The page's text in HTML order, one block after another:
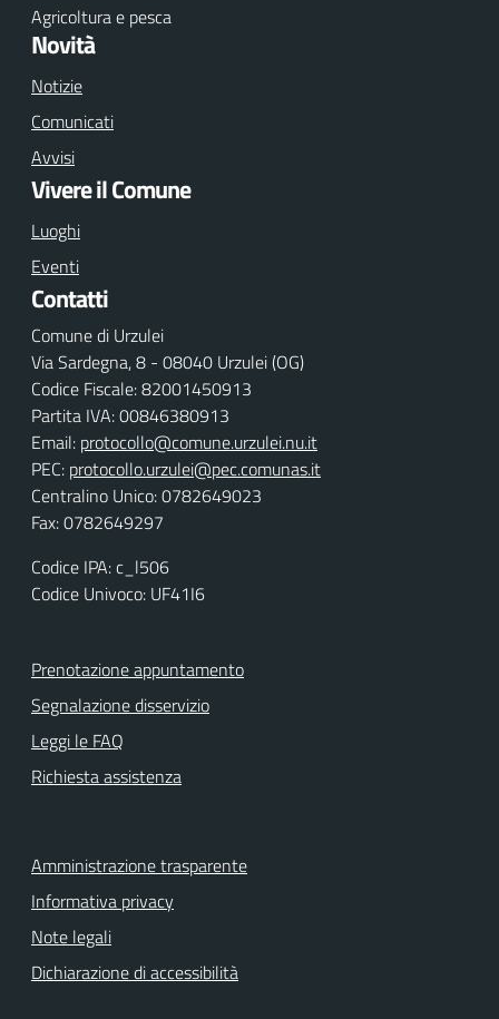
Agricoltura e pesca
Novità
Notizie
Comunicati
Avvisi
Vivere il Comune
Luoghi
Eventi
Contatti
Comune di Urzulei
Via Sardegna, 8 - 08040 Urzulei (OG)
Codice Fiscale: 82001450913
Partita IVA: 00846380913
Email: protocollo@comune.urzulei.nu.it
PEC: protocollo.urzulei@pec.comunas.it
Centralino Unico: 0782649023
Fax: 0782649297
Codice IPA: c_l506
Codice Univoco: UF41I6
Prenotazione appuntamento
Segnalazione disservizio
Leggi le FAQ
Richiesta assistenza
Amministrazione trasparente
Informativa privacy
Note legali
Dichiarazione di accessibilità